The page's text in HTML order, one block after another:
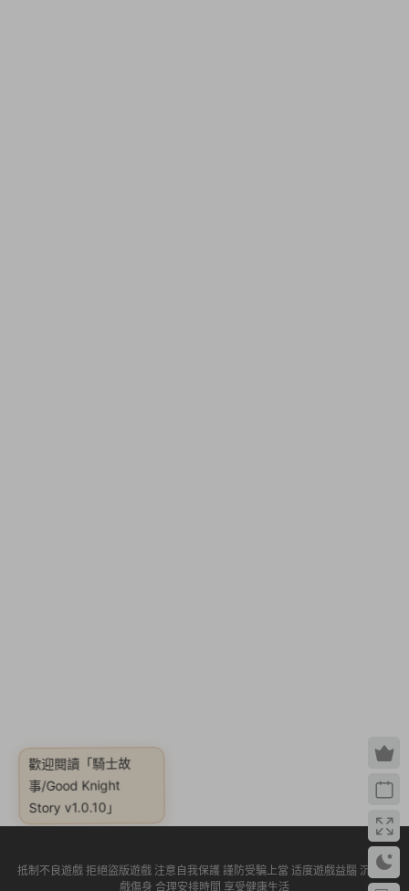
抵制不良遊戲 拒絕盜版遊戲 注意自我保護 謹防受騙上當 适度遊戲益腦 沉迷遊
戲傷身 合理安排時間 享受健康生活
歡迎閱讀 「騎士故
事/Good Knight
Story v1.0.10」